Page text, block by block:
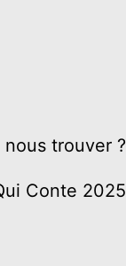
nous trouver ?
Conte 2025